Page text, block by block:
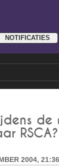
de
RSCA?
2004,